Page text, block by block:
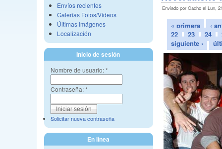
Envíos recientes
Galerías Fotos/Vídeos
Últimas Imágenes
Localización
Inicio de sesión
Nombre de usuario:*
Contraseña:*
Solicitar nueva contraseña
En línea
Enviado por Cacho el Lun,
« primera
‹
22
23 24
siguiente ›